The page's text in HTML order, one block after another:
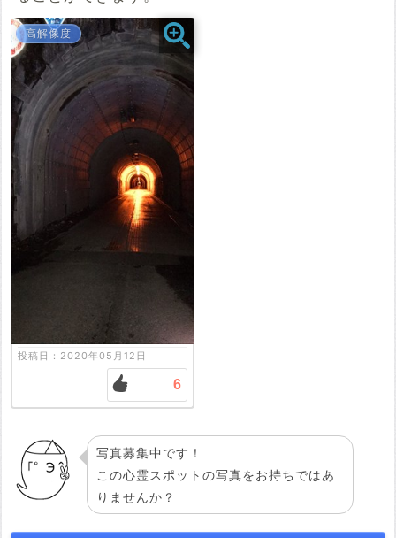
高解像度
投稿日：2020年05月12日
6
写真募集中です！
この心霊スポットの写真をお持ちではあ
りませんか？